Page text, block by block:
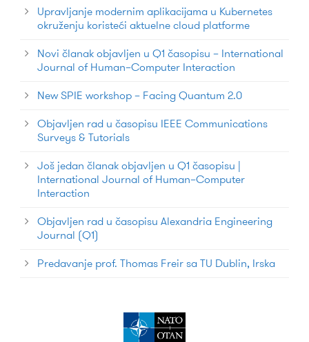
Upravljanje modernim aplikacijama u Kubernetes
okruženju koristeći aktuelne cloud platforme
Novi članak objavljen u Q1 časopisu – International
Journal of Human–Computer Interaction
New SPIE workshop – Facing Quantum 2.0
Objavljen rad u časopisu IEEE Communications
Surveys & Tutorials
Još jedan članak objavljen u Q1 časopisu |
International Journal of Human–Computer
Interaction
Objavljen rad u časopisu Alexandria Engineering
Journal (Q1)
Predavanje prof. Thomas Freir sa TU Dublin, Irska